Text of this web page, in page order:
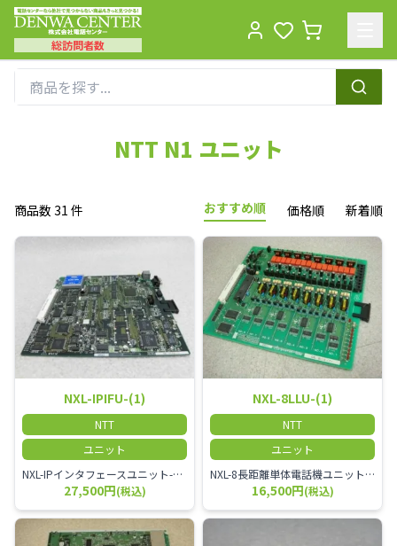
総訪問者数
NTT N1 ユニット
商品数 31 件 おすすめ順 価格順 新着順
NXL-IPIFU-(1)
NTT
ユニット
NXL-IPインタフェースユニット-「1」
27,500円(税込)
NXL-8LLU-(1)
NTT
ユニット
NXL-8長距離単体電話機ユニット-「1」
16,500円(税込)